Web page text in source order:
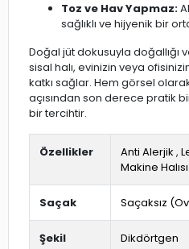
Toz ve Hav Yapmaz:
sağlıklı ve hijyenik bir
Doğal jüt dokusuyla doğallığı
sisal halı, evinizin veya
katkı sağlar. Hem görsel
açısından son derece pratik
bir tercihtir.
Özellikler Anti Alerjik ,
Makine Halısı
Saçak Saçaksız
Şekil Dikdörtgen